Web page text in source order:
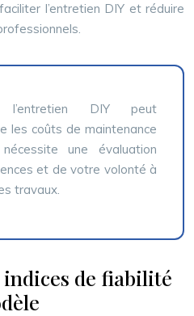
l’entretien DIY et réduire
l’entretien DIY peut
les coûts de maintenance
une évaluation
et de votre volonté à
travaux.
indices de fiabilité